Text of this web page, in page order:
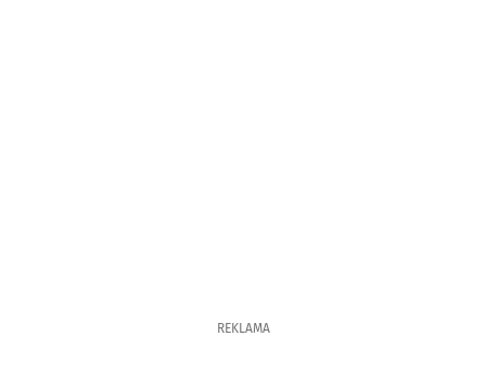
REKLAMA